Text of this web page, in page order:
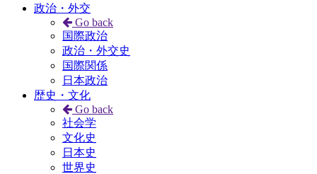
政治・外交
Go back
国際政治
政治・外交史
国際関係
日本政治
歴史・文化
Go back
社会学
文化史
日本史
世界史